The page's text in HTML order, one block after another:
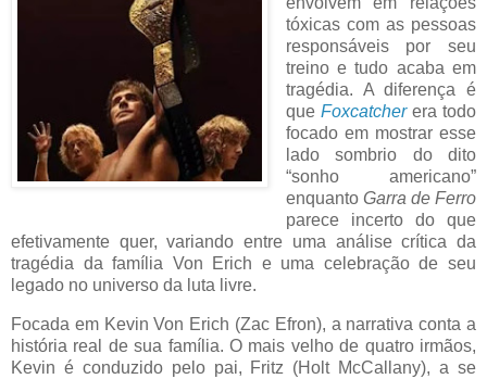
tóxicas com as pessoas
responsáveis por seu
treino e tudo acaba em
tragédia. A diferença é
que Foxcatcher era todo
focado em mostrar esse
lado sombrio do dito
“sonho americano”
enquanto Garra de Ferro
parece incerto do que
efetivamente quer, variando entre uma análise crítica da
tragédia da família Von Erich e uma celebração de seu
legado no universo da luta livre.
Focada em Kevin Von Erich (Zac Efron), a narrativa conta a
história real de sua família. O mais velho de quatro irmãos,
Kevin é conduzido pelo pai, Fritz (Holt McCallany), a se